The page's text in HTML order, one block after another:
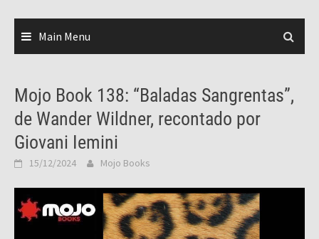
Main Menu
Mojo Book 138: “Baladas Sangrentas”,
de Wander Wildner, recontado por
Giovani Iemini
15/12/2024 Mojo Books